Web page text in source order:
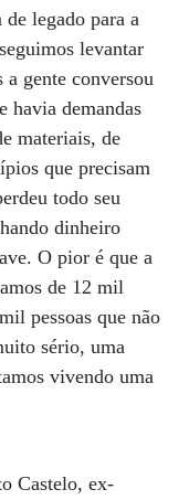
legado para a
levantar
gente conversou
havia demandas
materiais, de
que precisam
todo seu
dinheiro
O pior é que a
de 12 mil
pessoas que não
sério, uma
vivendo uma
Castelo, ex-